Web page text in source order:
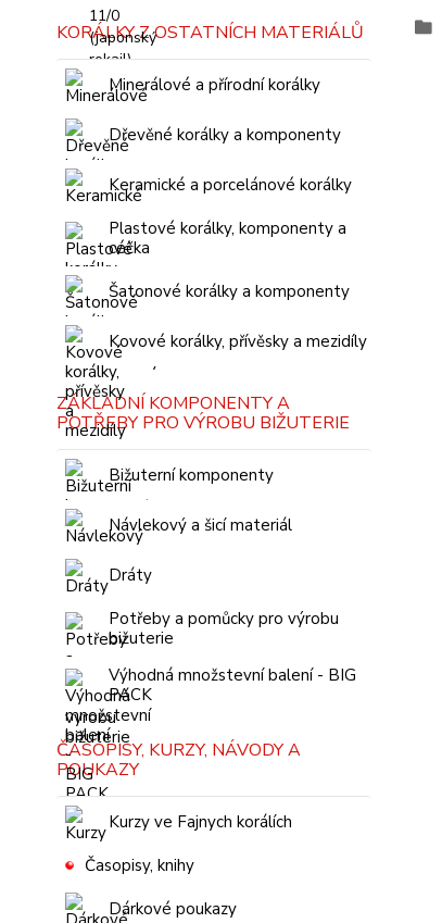
KORÁLKY Z OSTATNÍCH MATERIÁLŮ
Minerálové a přírodní korálky
Dřevěné korálky a komponenty
Keramické a porcelánové korálky
Plastové korálky, komponenty a
céčka
Šatonové korálky a komponenty
Kovové korálky, přívěsky a mezidíly
ZÁKLADNÍ KOMPONENTY A
POTŘEBY PRO VÝROBU BIŽUTERIE
Bižuterní komponenty
Návlekový a šicí materiál
Dráty
Potřeby a pomůcky pro výrobu
bižuterie
Výhodná množstevní balení - BIG
PACK
ČASOPISY, KURZY, NÁVODY A
POUKAZY
Kurzy ve Fajnych korálích
Časopisy, knihy
Dárkové poukazy